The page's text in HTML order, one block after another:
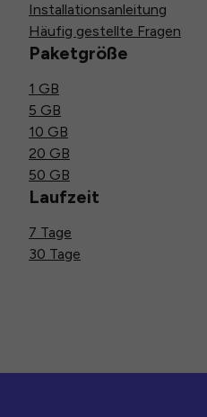
Installationsanleitung
Häufig gestellte Fragen
Paketgröße
1 GB
5 GB
10 GB
20 GB
50 GB
Laufzeit
7 Tage
30 Tage